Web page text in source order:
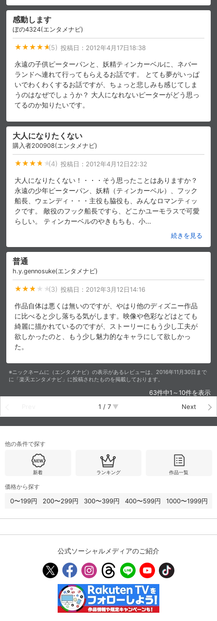
感動します
ぼの4324(エンタメナビ)
(5) 投稿日： 2012年4月17日18:38
永遠の子供ピーターパンと、妖精ティンカーベルに、ネバー
ランドへ連れて行ってもらえるお話です。 とても夢がいっぱ
いでわくわくするお話ですが、ちょっと悲しみも感じてしま
うのはなぜでしょうか？ 大人になれないピーターがどう思っ
てるのか知りたいです。
大人になりたくない
購入者200908(エンタメナビ)
(4) 投稿日： 2012年4月12日22:32
大人になりたくない！・・・そう思ったことはありますか？
永遠の少年ピーターパン、妖精（ティンカーベル）、フック
船長、ウェンディ・・・主役も脇役も、みんなロマンティッ
クです。 敵役のフック船長ですら、どこかユーモラスで可愛
らしい。 ティンカーベルのやきもちも、小…
続きを見る
普通
h.y.gennosuke(エンタメナビ)
(3) 投稿日： 2012年3月12日14:16
作品自体は悪くは無いのですが、やはり他のディズニー作品
に比べると少し落ちる気がします。映像や色彩などはとても
綺麗に描かれているのですが、ストーリーにもう少し工夫が
欲しかったのと、もう少し魅力的なキャラにして欲しかっ
た。
※ニックネームに（エンタメナビ）の表示があるレビューは、2016年11月30日まで
に「楽天エンタメナビ」に投稿されたものを掲載しております。
63件中1～10件を表示
1 / 7 Next
他の条件で探す
新着 ランキング 作品一覧
価格から探す
0〜199円 200〜299円 300〜399円 400〜599円 1000〜1999円
公式ソーシャルメディアのご紹介